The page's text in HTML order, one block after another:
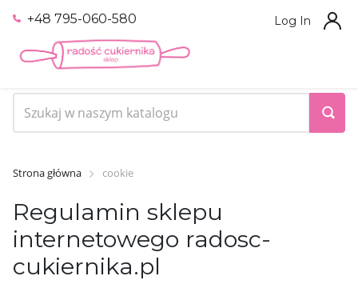
+48 795-060-580 Log In
Strona główna cookie
Regulamin sklepu
internetowego radosc-
cukiernika.pl